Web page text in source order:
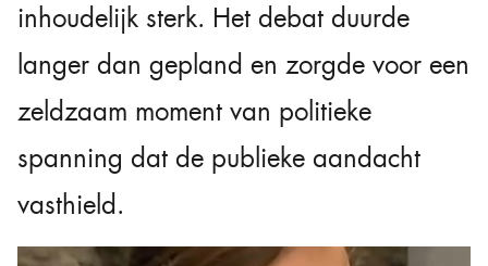
inhoudelijk sterk. Het debat duurde
langer dan gepland en zorgde voor een
zeldzaam moment van politieke
spanning dat de publieke aandacht
vasthield.